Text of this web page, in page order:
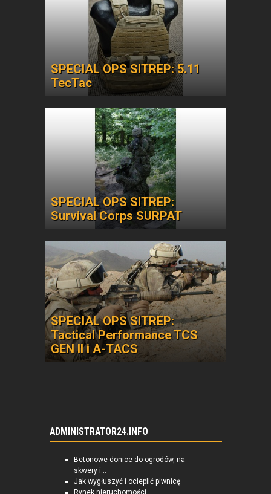
SPECIAL OPS SITREP: 5.11
TecTac
SPECIAL OPS SITREP:
Survival Corps SURPAT
SPECIAL OPS SITREP:
Tactical Performance TCS
GEN II i A-TACS
ADMINISTRATOR24.INFO
Betonowe donice do ogrodów, na
skwery i...
Jak wygłuszyć i ocieplić piwnicę
Rynek nieruchomości